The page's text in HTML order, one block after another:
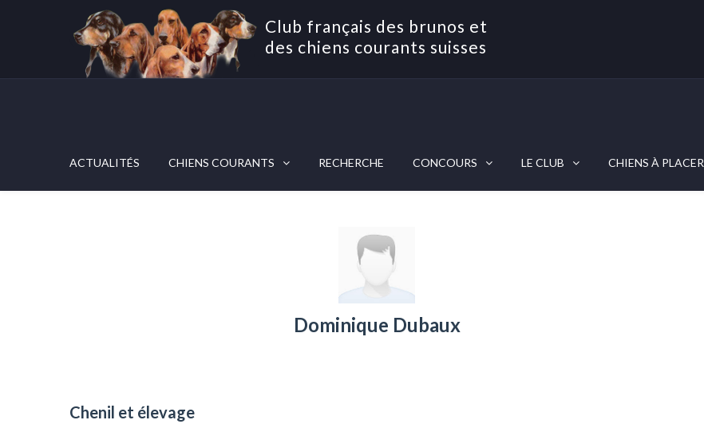
Club français des brunos et
des chiens courants suisses
ACTUALITÉS CHIENS COURANTS RECHERCHE CONCOURS LE CLUB CHIENS À PLACER
Dominique Dubaux
Chenil et élevage